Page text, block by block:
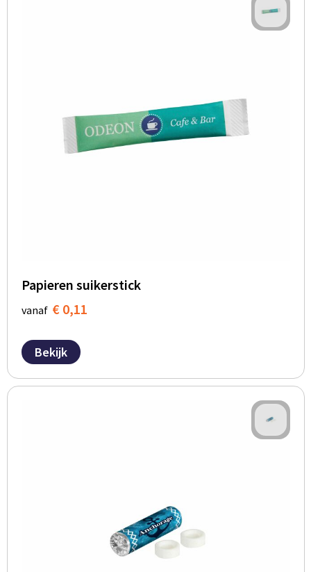
Papieren suikerstick
vanaf € 0,11
Bekijk